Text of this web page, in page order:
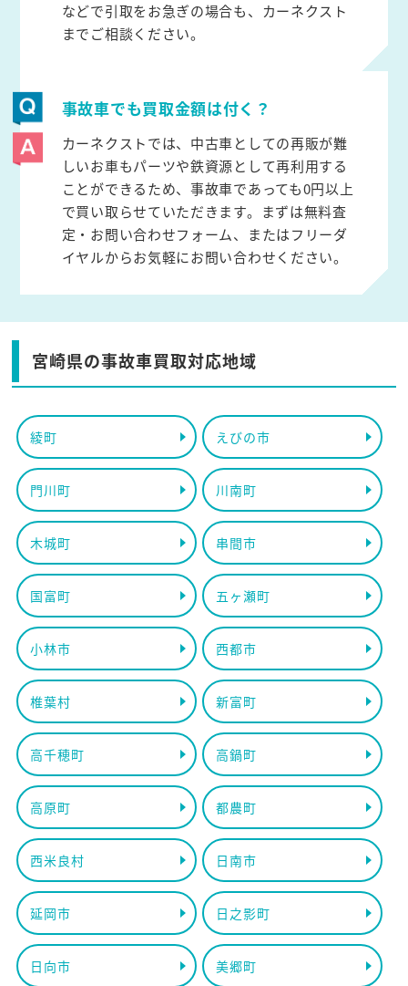
などで引取をお急ぎの場合も、カーネクスト
までご相談ください。
事故車でも買取金額は付く？
カーネクストでは、中古車としての再販が難
しいお車もパーツや鉄資源として再利用する
ことができるため、事故車であっても0円以上
で買い取らせていただきます。まずは無料査
定・お問い合わせフォーム、またはフリーダ
イヤルからお気軽にお問い合わせください。
宮崎県の事故車買取対応地域
綾町 えびの市
門川町 川南町
木城町 串間市
国富町 五ヶ瀬町
小林市 西都市
椎葉村 新富町
高千穂町 高鍋町
高原町 都農町
西米良村 日南市
延岡市 日之影町
日向市 美郷町